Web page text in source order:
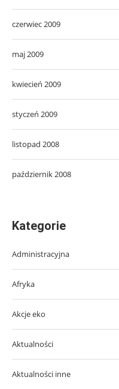
czerwiec 2009
maj 2009
kwiecień 2009
styczeń 2009
listopad 2008
październik 2008
Kategorie
Administracyjna
Afryka
Akcje eko
Aktualności
Aktualności inne